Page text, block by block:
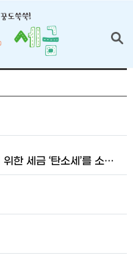
1
2
4
✍지구를 보호하기 위한 세금 ‘탄소세’를 소개합니다! _진수민 명예기자 > 어린이 기자가 간다!